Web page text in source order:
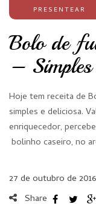
PRESENTEAR
Bolo de
–
Hoje tem receita de
simples e deliciosa.
enriquecedor,
bolinho caseiro, no
27 de outubro de 2016
Share